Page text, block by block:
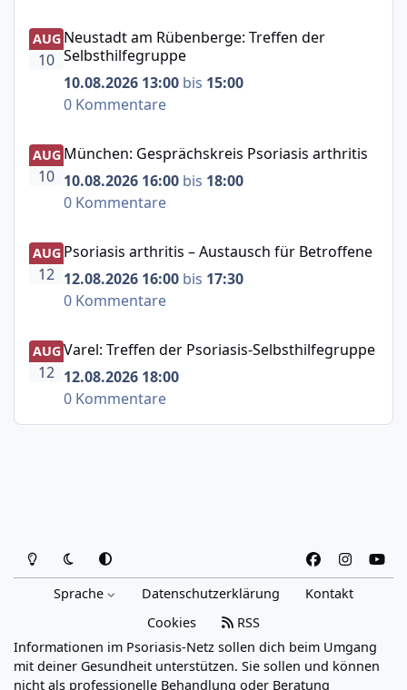
Neustadt am Rübenberge: Treffen der Selbsthilfegruppe
AUG
10
Neustadt am Rübenberge: Treffen der
Selbsthilfegruppe
10.08.2026 13:00 bis 15:00
0 Kommentare
München: Gesprächskreis Psoriasis arthritis
AUG
10
München: Gesprächskreis Psoriasis arthritis
10.08.2026 16:00 bis 18:00
0 Kommentare
Psoriasis arthritis – Austausch für Betroffene
AUG
12
Psoriasis arthritis – Austausch für Betroffene
12.08.2026 16:00 bis 17:30
0 Kommentare
Varel: Treffen der Psoriasis-Selbsthilfegruppe
AUG
12
Varel: Treffen der Psoriasis-Selbsthilfegruppe
12.08.2026 18:00
0 Kommentare
Heller ModusDunkler Modus
Systemeinstellung
a
b
o
o
n
s
a
g
o
u
b
Sprache Datenschutzerklärung
Kontakt
Cookies
RSS
Informationen im Psoriasis-Netz sollen dich beim Umgang
mit deiner Gesundheit unterstützen. Sie sollen und können
nicht als professionelle Behandlung oder Beratung